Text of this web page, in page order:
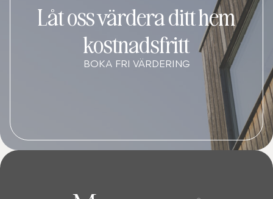
Låt oss värdera ditt hem
kostnadsfritt
BOKA FRI VÄRDERING